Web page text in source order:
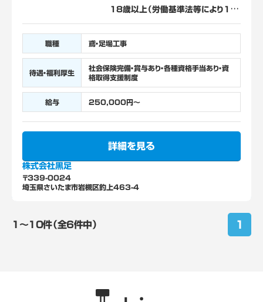
18歳以上（労働基準法等により18
職種 鳶・足場工事
待遇・福利厚生
社会保険完備・賞与あり・各種資格手当あり・資
格取得支援制度
給与 250,000円～
株式会社黒足
〒339-0024
埼玉県さいたま市岩槻区釣上463-4
詳細を見る
1〜10件（全6件中） 1